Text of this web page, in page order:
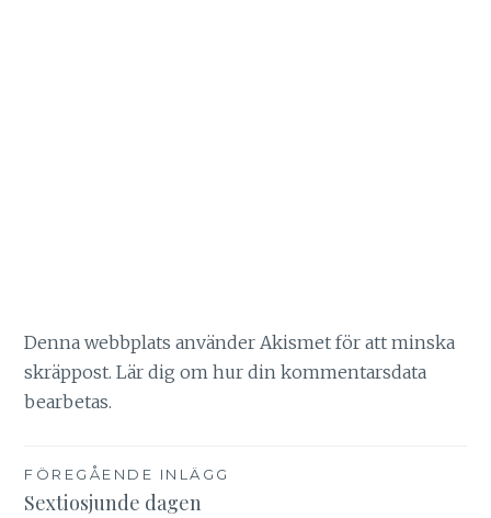
Denna webbplats använder Akismet för att minska
skräppost.Lär dig om hur din kommentarsdata
bearbetas.
Inläggsnavigering
FÖREGÅENDE INLÄGG
Sextiosjunde dagen